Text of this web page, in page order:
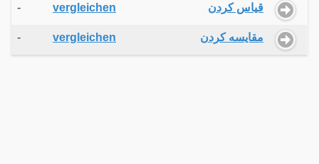
- vergleichen قیاس کردن
- vergleichen مقایسه کردن